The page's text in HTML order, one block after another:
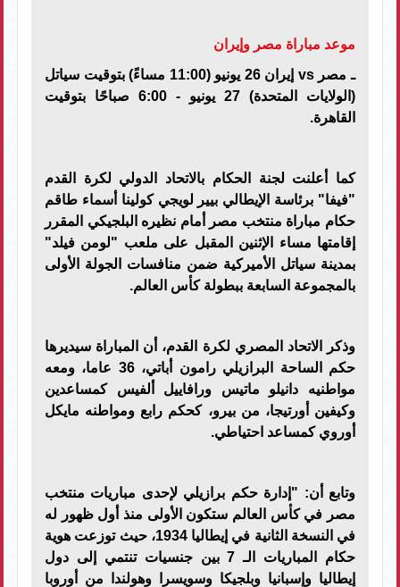
موعد مباراة مصر وإيران
ـ مصر vs
إيران 26 يونيو (11:00 مساءً) بتوقيت سياتل
(الولايات المتحدة) 27 يونيو - 6:00 صباحًا بتوقيت
القاهرة.
كما أعلنت لجنة الحكام بالاتحاد الدولي لكرة القدم
"فيفا" برئاسة الإيطالي بيير لويجي كولينا أسماء طاقم
حكام مباراة منتخب مصر أمام نظيره البلجيكي المقرر
إقامتها مساء الإثنين المقبل على ملعب "لومن فيلد"
بمدينة سياتل الأميركية ضمن منافسات الجولة الأولى
بالمجموعة السابعة ببطولة كأس العالم.
وذكر الاتحاد المصري لكرة القدم، أن المباراة سيديرها
حكم الساحة البرازيلي رامون أباتي، 36 عاما، ومعه
مواطنيه دانيلو ماتيس ورافاييل ألفيس كمساعدين
وكيفين أورتيجا، من بيرو، كحكم رابع ومواطنه مايكل
أوروي كمساعد احتياطي.
وتابع أن: "إدارة حكم برازيلي لإحدى مباريات منتخب
مصر في كأس العالم ستكون الأولى منذ أول ظهور له
في النسخة الثانية في إيطاليا 1934، حيث توزعت هوية
حكام المباريات الـ 7 بين جنسيات تنتمي إلى دول
إيطاليا وإسبانيا وبلجيكا وسويسرا وهولندا من أوروبا